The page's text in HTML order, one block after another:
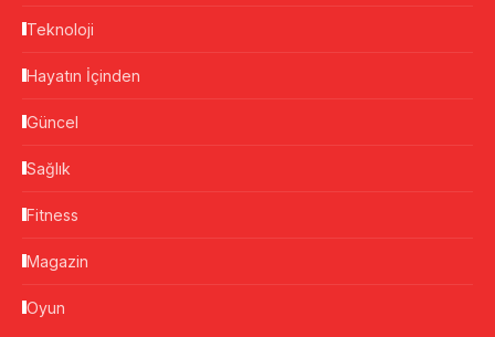
Teknoloji
Hayatın İçinden
Güncel
Sağlık
Fitness
Magazin
Oyun